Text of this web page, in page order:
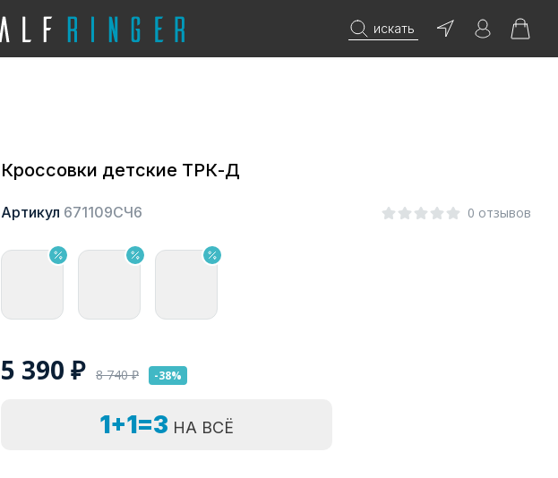
искать
Кроссовки детские ТРК-Д
Артикул 671109СЧ6 0 отзывов
5 390 ₽ 8 740₽ -38%
1+1=3 НА ВСЁ